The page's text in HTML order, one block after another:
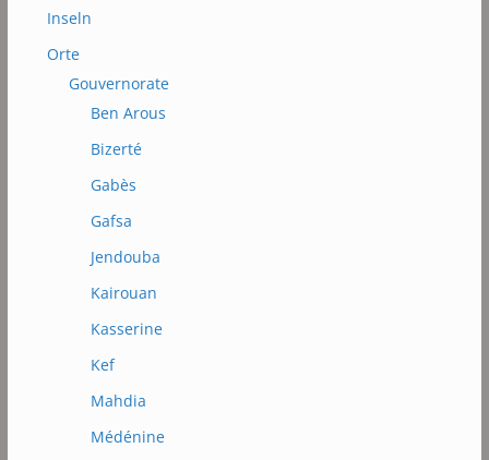
Inseln
Orte
Gouvernorate
Ben Arous
Bizerté
Gabès
Gafsa
Jendouba
Kairouan
Kasserine
Kef
Mahdia
Médénine